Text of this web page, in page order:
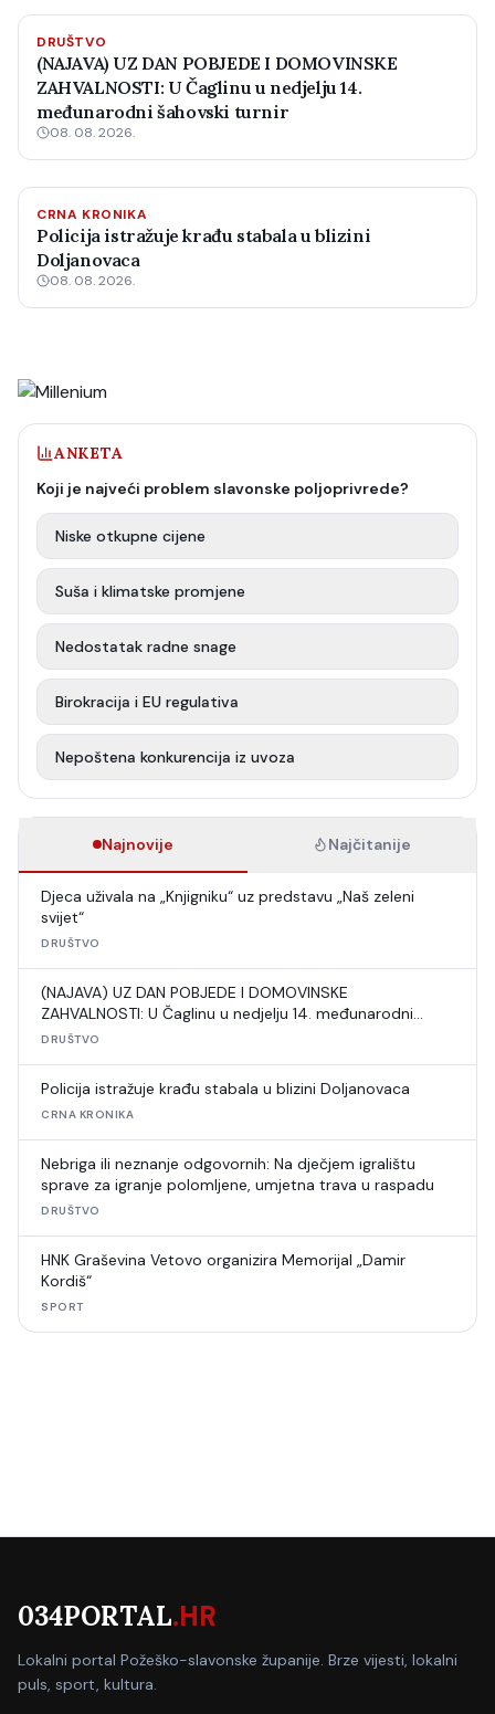
DRUŠTVO
(NAJAVA) UZ DAN POBJEDE I DOMOVINSKE
ZAHVALNOSTI: U Čaglinu u nedjelju 14.
međunarodni šahovski turnir
08. 08. 2026.
CRNA KRONIKA
Policija istražuje krađu stabala u blizini
Doljanovaca
08. 08. 2026.
ANKETA
Koji je najveći problem slavonske poljoprivrede?
Niske otkupne cijene
Suša i klimatske promjene
Nedostatak radne snage
Birokracija i EU regulativa
Nepoštena konkurencija iz uvoza
Najnovije Najčitanije
Djeca uživala na „Knjigniku“ uz predstavu „Naš zeleni
svijet“
DRUŠTVO
(NAJAVA) UZ DAN POBJEDE I DOMOVINSKE
ZAHVALNOSTI: U Čaglinu u nedjelju 14. međunarodni
šahovski turnir
DRUŠTVO
Policija istražuje krađu stabala u blizini Doljanovaca
CRNA KRONIKA
Nebriga ili neznanje odgovornih: Na dječjem igralištu
sprave za igranje polomljene, umjetna trava u raspadu
DRUŠTVO
HNK Graševina Vetovo organizira Memorijal „Damir
Kordiš“
SPORT
034PORTAL.HR
Lokalni portal Požeško-slavonske županije. Brze vijesti, lokalni
puls, sport, kultura.